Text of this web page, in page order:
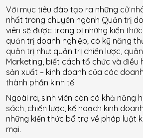
Với mục tiêu đào tạo ra những cử
nhất trong chuyên ngành Quản trị
viên sẽ được trang bị những kiến
quản trị doanh nghiệp; có kỹ năng
quản trị như: quản trị chiến lược,
Marketing, biết cách tổ chức và
sản xuất – kinh doanh của các
thành phần kinh tế.
Ngoài ra, sinh viên còn có khả năng
sách, chiến lược, kế hoạch kinh
những kiến thức bổ trợ về pháp luật
mại.